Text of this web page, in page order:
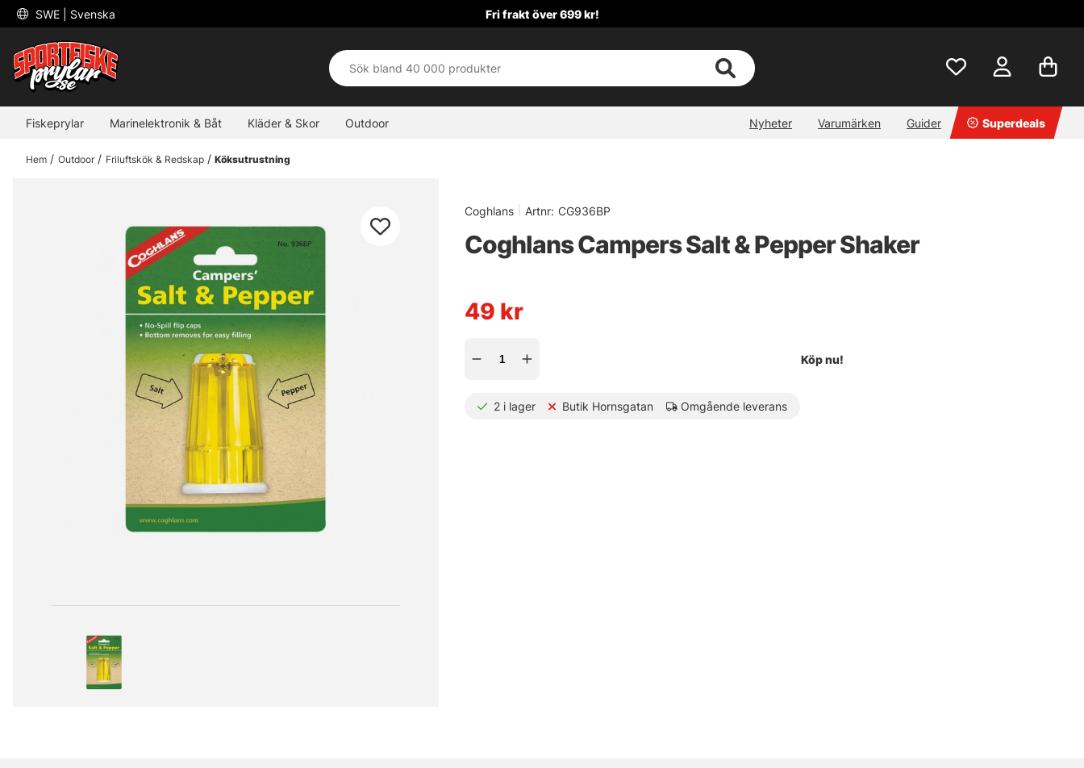
SWE | Svenska Fri frakt över 699 kr!
Fiskeprylar Marinelektronik & Båt Kläder & Skor Outdoor Nyheter Varumärken Guider Superdeals
Hem Outdoor Friluftskök & Redskap Köksutrustning
Coghlans Artnr: CG936BP
Coghlans Campers Salt & Pepper Shaker
49 kr
Köp nu!
2 i lager Butik Hornsgatan Omgående leverans